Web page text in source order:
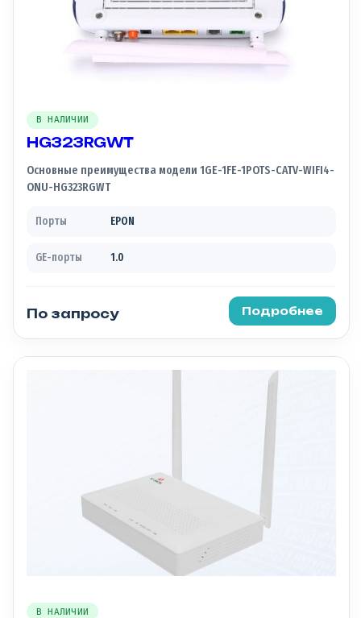
В НАЛИЧИИ
HG323RGWT
Основные преимущества модели 1GE-1FE-1POTS-CATV-WIFI4-
ONU-HG323RGWT
Порты EPON
GE-порты 1.0
По запросу Подробнее
В НАЛИЧИИ